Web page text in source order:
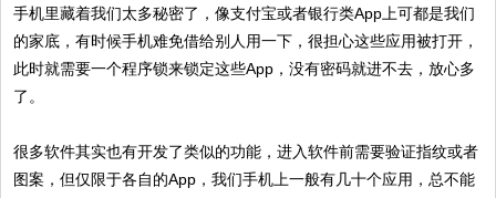
手机里藏着我们太多秘密了，像支付宝或者银行类App上可都是我们
的家底，有时候手机难免借给别人用一下，很担心这些应用被打开，
此时就需要一个程序锁来锁定这些App，没有密码就进不去，放心多
了。
很多软件其实也有开发了类似的功能，进入软件前需要验证指纹或者
图案，但仅限于各自的App，我们手机上一般有几十个应用，总不能